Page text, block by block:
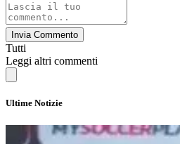
Invia Commento
Tutti
Leggi altri commenti
Ultime Notizie